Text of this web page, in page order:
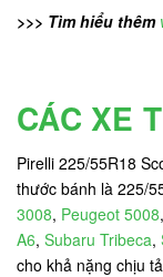
>>> Tìm hiểu thêm
CÁC XE
Pirelli 225/55R18
thước bánh là 225/
3008, Peugeot 5008,
A6, Subaru Tribeca,
cho khả nặng chịu